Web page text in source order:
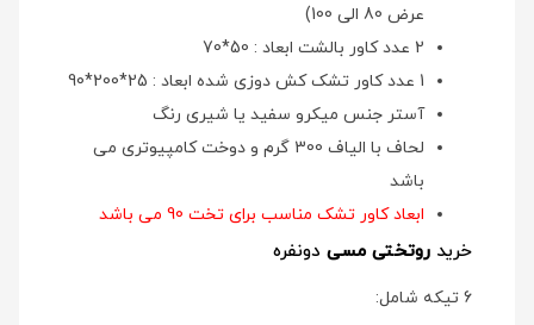
عرض 80 الی 100)
2 عدد کاور بالشت ابعاد : 50*70
1 عدد کاور تشک کش دوزی شده ابعاد : 25*200*90
آستر جنس میکرو سفید یا شیری رنگ
لحاف با الیاف 300 گرم و دوخت کامپیوتری می
باشد
ابعاد کاور تشک مناسب برای تخت 90 می باشد
خرید روتختی مسی دونفره
6 تیکه شامل: